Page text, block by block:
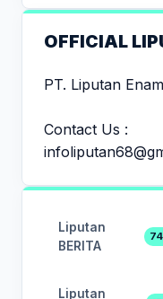
OFFICIAL
PT. Liputan
Contact Us :
Liputan
BERITA
Liputan